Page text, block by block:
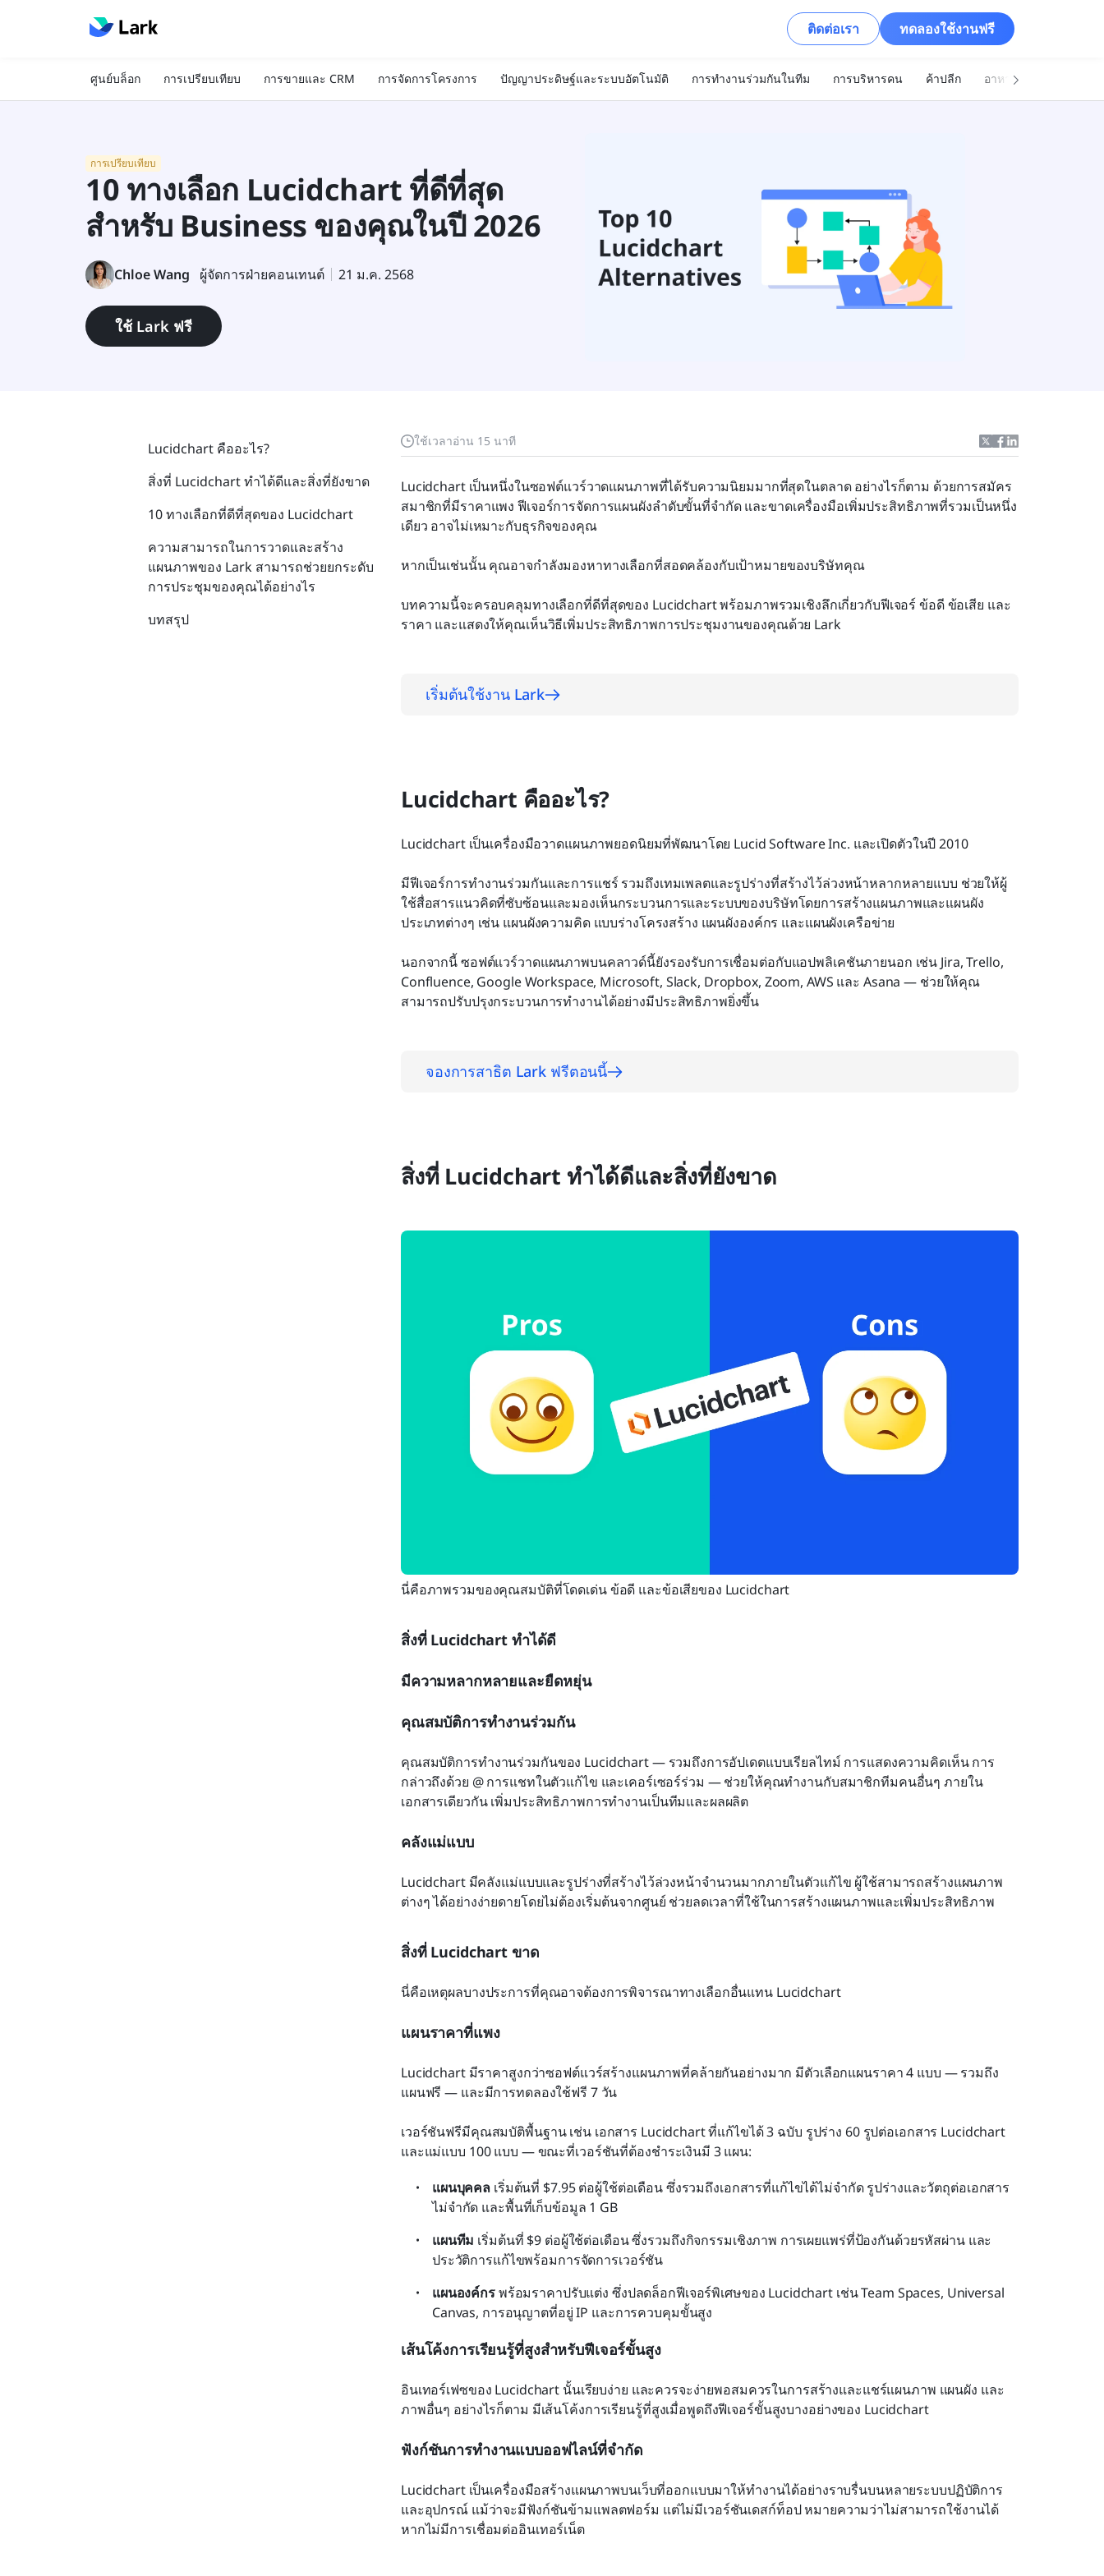
ติดต่อเรา ทดลองใช้งานฟรี
ศูนย์บล็อก การเปรียบเทียบ การขายและ CRM การจัดการโครงการ ปัญญาประดิษฐ์และระบบอัตโนมัติ การทำงานร่วมกันในทีม การบริหารคน ค้าปลีก อาหารและเครื่องดื่ม
การเปรียบเทียบ
10 ทางเลือก Lucidchart ที่ดีที่สุด
สำหรับ Business ของคุณในปี 2026
Chloe Wang ผู้จัดการฝ่ายคอนเทนต์ 21 ม.ค. 2568
ใช้ Lark ฟรี
ใช้เวลาอ่าน 15 นาที
Lucidchart เป็นหนึ่งในซอฟต์แวร์วาดแผนภาพที่ได้รับความนิยมมากที่สุดในตลาด อย่างไรก็ตาม ด้วยการสมัคร
สมาชิกที่มีราคาแพง ฟีเจอร์การจัดการแผนผังลำดับขั้นที่จำกัด และขาดเครื่องมือเพิ่มประสิทธิภาพที่รวมเป็นหนึ่ง
เดียว อาจไม่เหมาะกับธุรกิจของคุณ
หากเป็นเช่นนั้น คุณอาจกำลังมองหาทางเลือกที่สอดคล้องกับเป้าหมายของบริษัทคุณ
บทความนี้จะครอบคลุมทางเลือกที่ดีที่สุดของ Lucidchart พร้อมภาพรวมเชิงลึกเกี่ยวกับฟีเจอร์ ข้อดี ข้อเสีย และ
ราคา และแสดงให้คุณเห็นวิธีเพิ่มประสิทธิภาพการประชุมงานของคุณด้วย Lark
เริ่มต้นใช้งาน Lark
Lucidchart คืออะไร?
Lucidchart เป็นเครื่องมือวาดแผนภาพยอดนิยมที่พัฒนาโดย Lucid Software Inc. และเปิดตัวในปี 2010
มีฟีเจอร์การทำงานร่วมกันและการแชร์ รวมถึงเทมเพลตและรูปร่างที่สร้างไว้ล่วงหน้าหลากหลายแบบ ช่วยให้ผู้
ใช้สื่อสารแนวคิดที่ซับซ้อนและมองเห็นกระบวนการและระบบของบริษัทโดยการสร้างแผนภาพและแผนผัง
ประเภทต่างๆ เช่น แผนผังความคิด แบบร่างโครงสร้าง แผนผังองค์กร และแผนผังเครือข่าย
นอกจากนี้ ซอฟต์แวร์วาดแผนภาพบนคลาวด์นี้ยังรองรับการเชื่อมต่อกับแอปพลิเคชันภายนอก เช่น Jira, Trello,
Confluence, Google Workspace, Microsoft, Slack, Dropbox, Zoom, AWS และ Asana — ช่วยให้คุณ
สามารถปรับปรุงกระบวนการทำงานได้อย่างมีประสิทธิภาพยิ่งขึ้น
จองการสาธิต Lark ฟรีตอนนี้
สิ่งที่ Lucidchart ทำได้ดีและสิ่งที่ยังขาด
นี่คือภาพรวมของคุณสมบัติที่โดดเด่น ข้อดี และข้อเสียของ Lucidchart
สิ่งที่ Lucidchart ทำได้ดี
มีความหลากหลายและยืดหยุ่น
คุณสมบัติการทำงานร่วมกัน
คุณสมบัติการทำงานร่วมกันของ Lucidchart — รวมถึงการอัปเดตแบบเรียลไทม์ การแสดงความคิดเห็น การ
กล่าวถึงด้วย @ การแชทในตัวแก้ไข และเคอร์เซอร์ร่วม — ช่วยให้คุณทำงานกับสมาชิกทีมคนอื่นๆ ภายใน
เอกสารเดียวกัน เพิ่มประสิทธิภาพการทำงานเป็นทีมและผลผลิต
คลังแม่แบบ
Lucidchart มีคลังแม่แบบและรูปร่างที่สร้างไว้ล่วงหน้าจำนวนมากภายในตัวแก้ไข ผู้ใช้สามารถสร้างแผนภาพ
ต่างๆ ได้อย่างง่ายดายโดยไม่ต้องเริ่มต้นจากศูนย์ ช่วยลดเวลาที่ใช้ในการสร้างแผนภาพและเพิ่มประสิทธิภาพ
สิ่งที่ Lucidchart ขาด
นี่คือเหตุผลบางประการที่คุณอาจต้องการพิจารณาทางเลือกอื่นแทน Lucidchart
แผนราคาที่แพง
Lucidchart มีราคาสูงกว่าซอฟต์แวร์สร้างแผนภาพที่คล้ายกันอย่างมาก มีตัวเลือกแผนราคา 4 แบบ — รวมถึง
แผนฟรี — และมีการทดลองใช้ฟรี 7 วัน
เวอร์ชันฟรีมีคุณสมบัติพื้นฐาน เช่น เอกสาร Lucidchart ที่แก้ไขได้ 3 ฉบับ รูปร่าง 60 รูปต่อเอกสาร Lucidchart
และแม่แบบ 100 แบบ — ขณะที่เวอร์ชันที่ต้องชำระเงินมี 3 แผน:
แผนบุคคล เริ่มต้นที่ $7.95 ต่อผู้ใช้ต่อเดือน ซึ่งรวมถึงเอกสารที่แก้ไขได้ไม่จำกัด รูปร่างและวัตถุต่อเอกสาร
ไม่จำกัด และพื้นที่เก็บข้อมูล 1 GB
แผนทีม เริ่มต้นที่ $9 ต่อผู้ใช้ต่อเดือน ซึ่งรวมถึงกิจกรรมเชิงภาพ การเผยแพร่ที่ป้องกันด้วยรหัสผ่าน และ
ประวัติการแก้ไขพร้อมการจัดการเวอร์ชัน
แผนองค์กร พร้อมราคาปรับแต่ง ซึ่งปลดล็อกฟีเจอร์พิเศษของ Lucidchart เช่น Team Spaces, Universal
Canvas, การอนุญาตที่อยู่ IP และการควบคุมขั้นสูง
เส้นโค้งการเรียนรู้ที่สูงสำหรับฟีเจอร์ขั้นสูง
อินเทอร์เฟซของ Lucidchart นั้นเรียบง่าย และควรจะง่ายพอสมควรในการสร้างและแชร์แผนภาพ แผนผัง และ
ภาพอื่นๆ อย่างไรก็ตาม มีเส้นโค้งการเรียนรู้ที่สูงเมื่อพูดถึงฟีเจอร์ขั้นสูงบางอย่างของ Lucidchart
ฟังก์ชันการทำงานแบบออฟไลน์ที่จำกัด
Lucidchart เป็นเครื่องมือสร้างแผนภาพบนเว็บที่ออกแบบมาให้ทำงานได้อย่างราบรื่นบนหลายระบบปฏิบัติการ
และอุปกรณ์ แม้ว่าจะมีฟังก์ชันข้ามแพลตฟอร์ม แต่ไม่มีเวอร์ชันเดสก์ท็อป หมายความว่าไม่สามารถใช้งานได้
หากไม่มีการเชื่อมต่ออินเทอร์เน็ต
Lucidchart คืออะไร?
สิ่งที่ Lucidchart ทำได้ดีและสิ่งที่ยังขาด
10 ทางเลือกที่ดีที่สุดของ Lucidchart
ความสามารถในการวาดและสร้าง
แผนภาพของ Lark สามารถช่วยยกระดับ
การประชุมของคุณได้อย่างไร
บทสรุป